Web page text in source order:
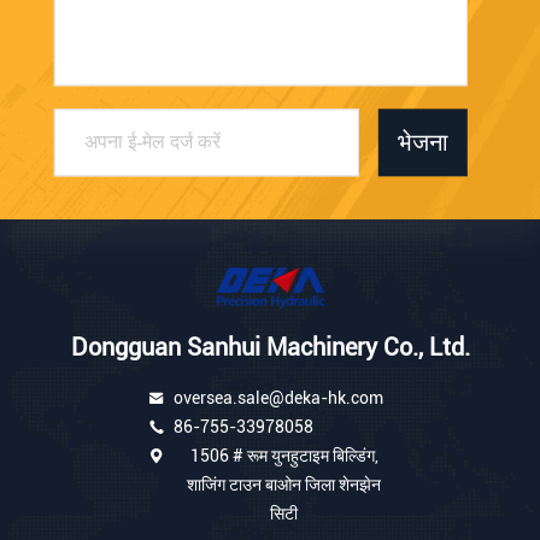
भेजना
Dongguan Sanhui Machinery Co., Ltd.
oversea.sale@deka-hk.com
86-755-33978058
1506 # रूम युनहुटाइम बिल्डिंग,
शाजिंग टाउन बाओन जिला शेनझेन
सिटी